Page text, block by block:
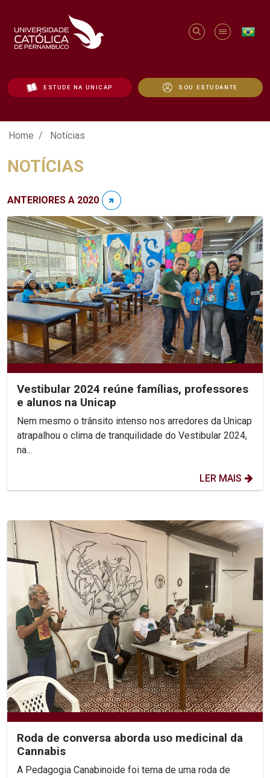
ESTUDE NA UNICAP SOU ESTUDANTE
Notícias - Unicap
Home Notícias
NOTÍCIAS
ANTERIORES A 2020
Vestibular 2024 reúne famílias, professores
e alunos na Unicap
Nem mesmo o trânsito intenso nos arredores da Unicap
atrapalhou o clima de tranquilidade do Vestibular 2024,
na...
LER MAIS
Roda de conversa aborda uso medicinal da
Cannabis
A Pedagogia Canabinoide foi tema de uma roda de